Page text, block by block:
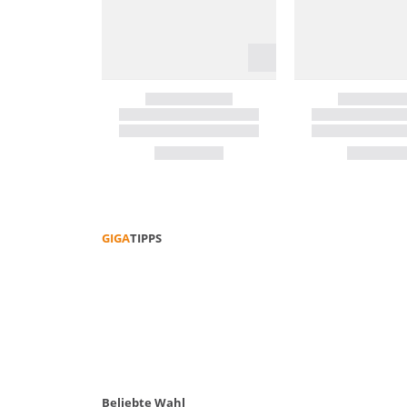
GIGATIPPS
Beliebte Wahl